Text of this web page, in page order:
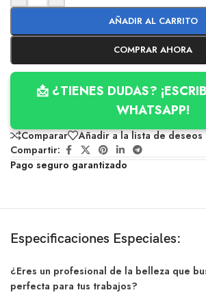
AÑADIR AL CARRITO
COMPRAR AHORA
📩 ¿TIENES DUDAS?
WHATSAPP!
Comparar
Añadir a la lista de deseos
Compartir:
Pago seguro garantizado
Especificaciones Especiales:
¿Eres un profesional de la belleza que
perfecta para tus trabajos?